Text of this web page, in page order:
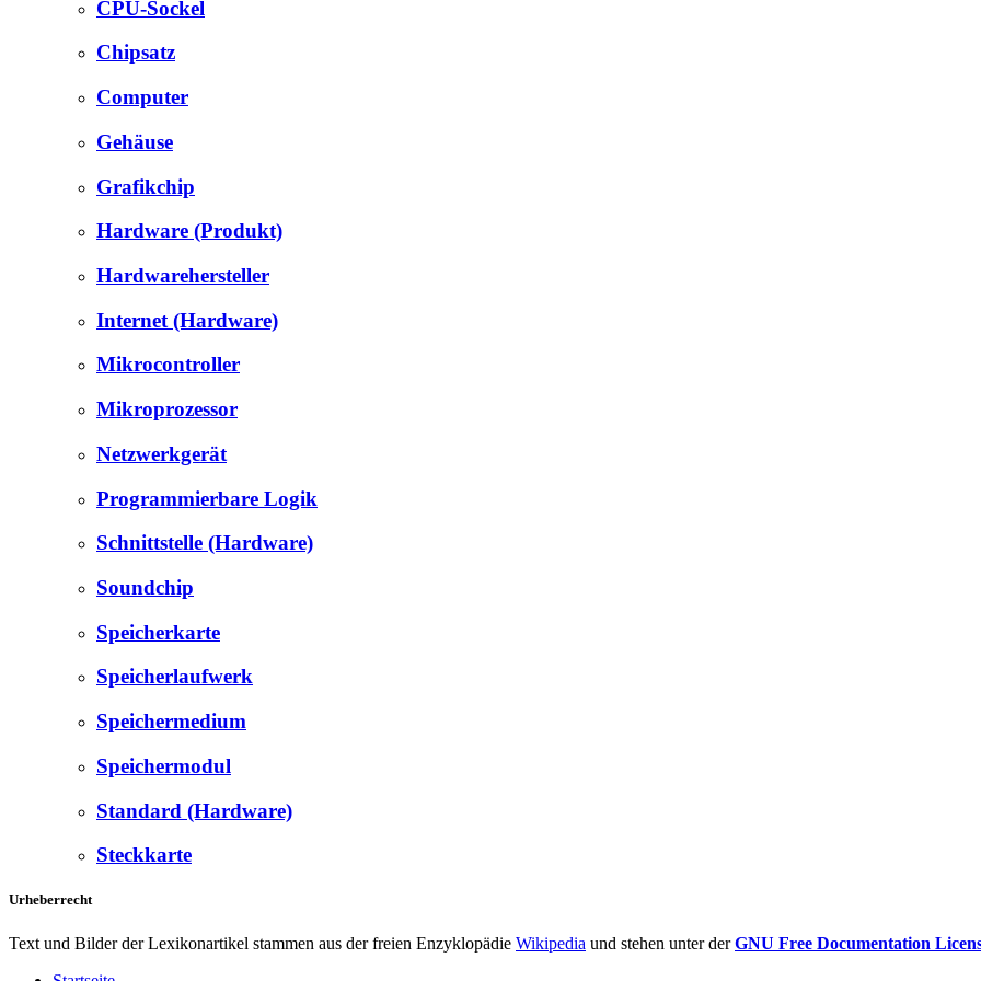
CPU-Sockel
Chipsatz
Computer
Gehäuse
Grafikchip
Hardware (Produkt)
Hardwarehersteller
Internet (Hardware)
Mikrocontroller
Mikroprozessor
Netzwerkgerät
Programmierbare Logik
Schnittstelle (Hardware)
Soundchip
Speicherkarte
Speicherlaufwerk
Speichermedium
Speichermodul
Standard (Hardware)
Steckkarte
Urheberrecht
Text und Bilder der Lexikonartikel stammen aus der freien Enzyklopädie Wikipedia und stehen unter derGNU Free Documentation